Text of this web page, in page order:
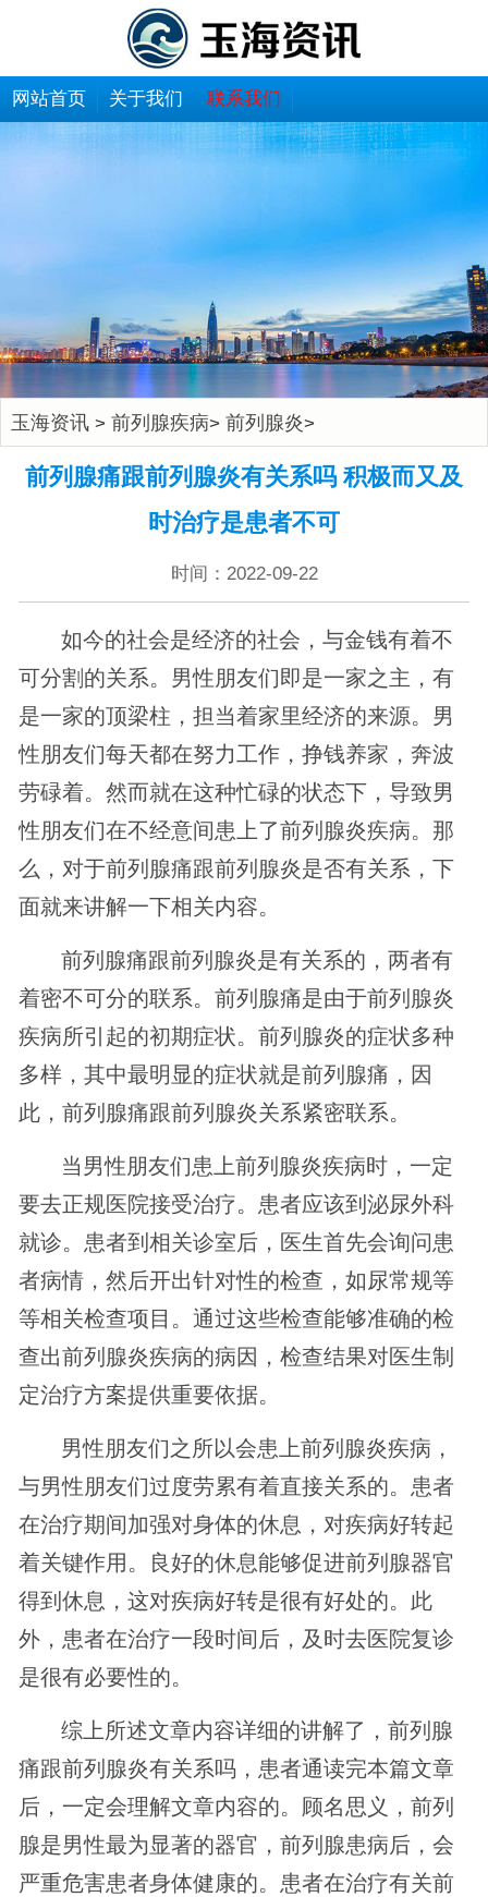
网站首页 关于我们 联系我们
玉海资讯> 前列腺疾病> 前列腺炎>
前列腺痛跟前列腺炎有关系吗 积极而又及
时治疗是患者不可
时间：2022-09-22
如今的社会是经济的社会，与金钱有着不
可分割的关系。男性朋友们即是一家之主，有
是一家的顶梁柱，担当着家里经济的来源。男
性朋友们每天都在努力工作，挣钱养家，奔波
劳碌着。然而就在这种忙碌的状态下，导致男
性朋友们在不经意间患上了前列腺炎疾病。那
么，对于前列腺痛跟前列腺炎是否有关系，下
面就来讲解一下相关内容。
前列腺痛跟前列腺炎是有关系的，两者有
着密不可分的联系。前列腺痛是由于前列腺炎
疾病所引起的初期症状。前列腺炎的症状多种
多样，其中最明显的症状就是前列腺痛，因
此，前列腺痛跟前列腺炎关系紧密联系。
当男性朋友们患上前列腺炎疾病时，一定
要去正规医院接受治疗。患者应该到泌尿外科
就诊。患者到相关诊室后，医生首先会询问患
者病情，然后开出针对性的检查，如尿常规等
等相关检查项目。通过这些检查能够准确的检
查出前列腺炎疾病的病因，检查结果对医生制
定治疗方案提供重要依据。
男性朋友们之所以会患上前列腺炎疾病，
与男性朋友们过度劳累有着直接关系的。患者
在治疗期间加强对身体的休息，对疾病好转起
着关键作用。良好的休息能够促进前列腺器官
得到休息，这对疾病好转是很有好处的。此
外，患者在治疗一段时间后，及时去医院复诊
是很有必要性的。
综上所述文章内容详细的讲解了，前列腺
痛跟前列腺炎有关系吗，患者通读完本篇文章
后，一定会理解文章内容的。顾名思义，前列
腺是男性最为显著的器官，前列腺患病后，会
严重危害患者身体健康的。患者在治疗有关前